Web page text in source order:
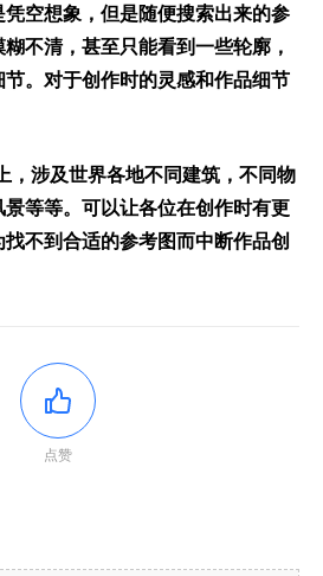
空想象，但是随便搜索出来的参
不清，甚至只能看到一些轮廓，
。对于创作时的灵感和作品细节
，涉及世界各地不同建筑，不同物
等等。可以让各位在创作时有更
不到合适的参考图而中断作品创
点赞